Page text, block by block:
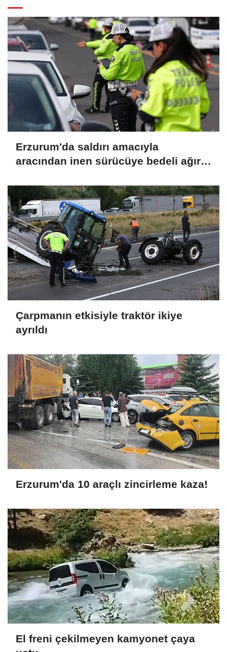
Erzurum'da saldırı amacıyla
aracından inen sürücüye bedeli ağır
Çarpmanın etkisiyle traktör ikiye
ayrıldı
Erzurum'da 10 araçlı zincirleme kaza!
El freni çekilmeyen kamyonet çaya